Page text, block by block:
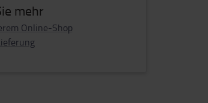
mehr
Online-Shop